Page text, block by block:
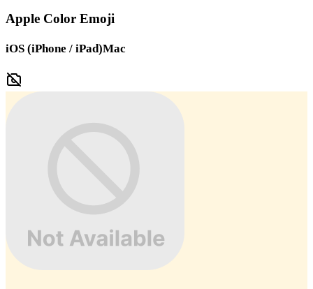
Apple Color Emoji
iOS (iPhone / iPad)Mac